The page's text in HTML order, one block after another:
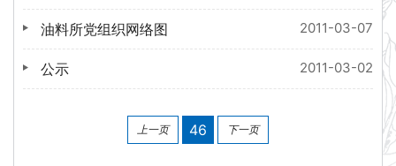
2011-03-07
油料所党组织网络图
2011-03-02
公示
上一页 46 下一页